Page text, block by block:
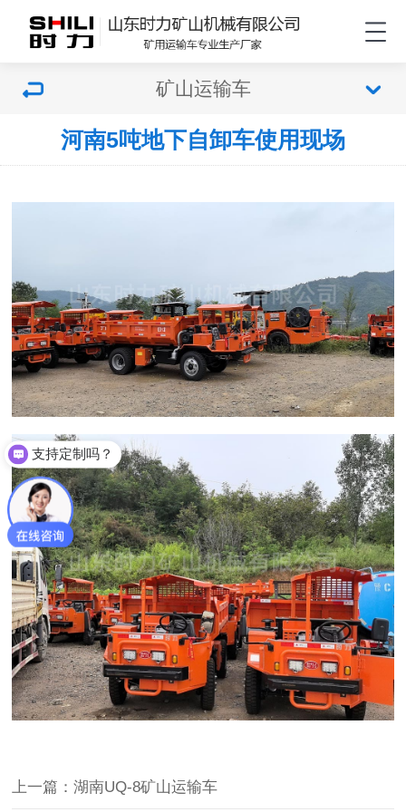
矿山运输车
河南5吨地下自卸车使用现场
上一篇：湖南UQ-8矿山运输车
支持定制吗？